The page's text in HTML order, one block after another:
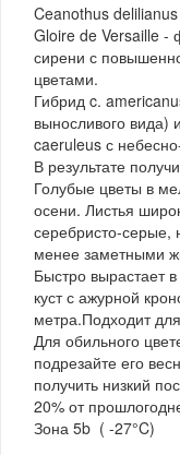
Ceanothus
Gloire de Versaille -
сирени с
цветами.
Гибрид c.
выносливого вида)
caeruleus с
В результате
Голубые цветы в
осени. Листья
серебристо-серые,
менее заметными
Быстро вырастает
куст с ажурной
метра.Подходит
Для обильного
подрезайте его
получить низкий
20% от
Зона 5b ( -27°C)